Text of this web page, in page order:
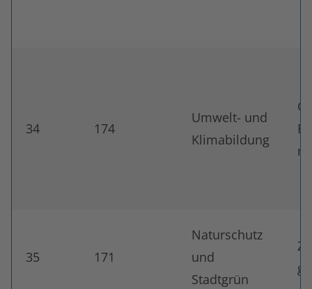
34 174
Umwelt- und
Klimabildung
35 171
Naturschutz
und
Stadtgrün